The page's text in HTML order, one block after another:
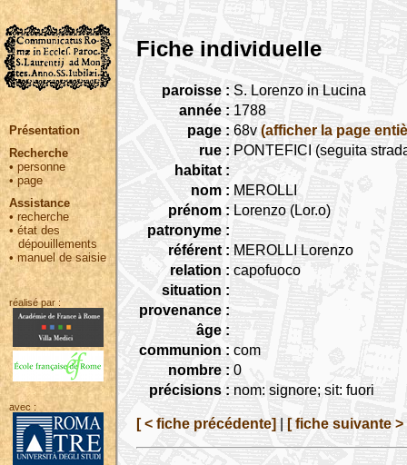
Présentation
Recherche
• personne
•page
Assistance
• recherche
•état des
dépouillements
•manuel de saisie
réalisé par :
avec :
Fiche individuelle
paroisse : S. Lorenzo in Lucina
année : 1788
page : 68v (afficher la page
rue : PONTEFICI (seguita
habitat :
nom : MEROLLI
prénom : Lorenzo (Lor.o)
patronyme :
référent : MEROLLI Lorenzo
relation : capofuoco
situation :
provenance :
âge :
communion : com
nombre : 0
précisions : nom: signore; sit: fuori
[ < fiche précédente] [ fiche suivante >